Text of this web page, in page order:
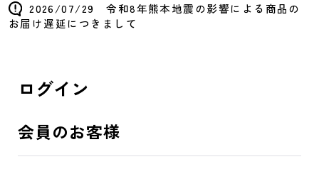
2026/07/29 令和8年熊本地震の影響による商品の
お届け遅延につきまして
ログイン
会員のお客様